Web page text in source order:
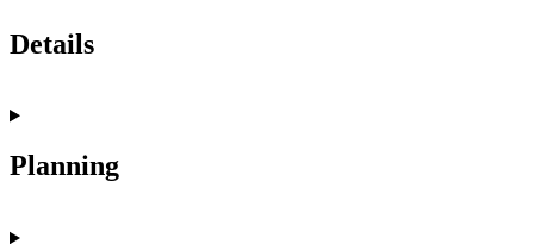
Details
Planning